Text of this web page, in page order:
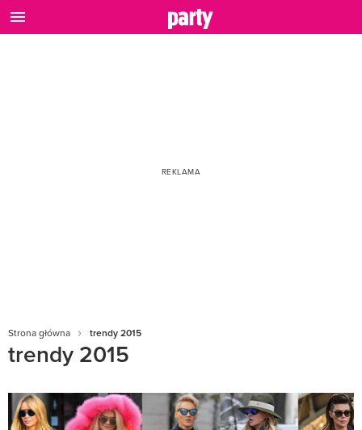
Strona główna trendy 2015
trendy 2015